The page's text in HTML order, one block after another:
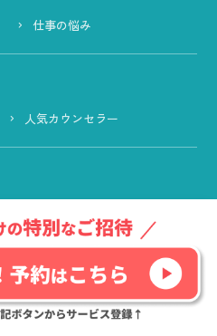
仕事の悩み
人気カウンセラー
共有サービス）